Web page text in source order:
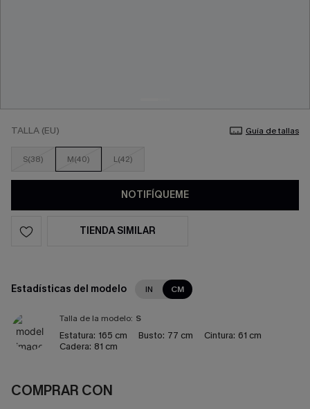
TALLA (EU) Guía de tallas
S(38) M(40) L(42)
NOTIFÍQUEME
TIENDA SIMILAR
Estadísticas del modelo IN CM
Talla de la modelo: S
Estatura: 165 cm Busto: 77 cm Cintura: 61 cm
Cadera: 81 cm
COMPRAR CON